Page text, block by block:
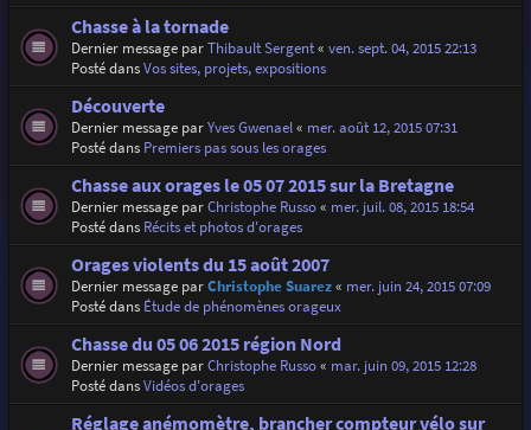
Chasse à la tornade
Dernier message parThibault Sergent« ven. sept. 04, 2015 22:13
Posté dansVos sites, projets, expositions
Découverte
Dernier message parYves Gwenael« mer. août 12, 2015 07:31
Posté dans Premiers pas sous les orages
Chasse aux orages le 05 07 2015 sur la Bretagne
Dernier message parChristophe Russo« mer. juil. 08, 2015 18:54
Posté dans Récits et photos d'orages
Orages violents du 15 août 2007
Dernier message parChristophe Suarez« mer. juin 24, 2015 07:09
Posté dans Étude de phénomènes orageux
Chasse du 05 06 2015 région Nord
Dernier message parChristophe Russo« mar. juin 09, 2015 12:28
Posté dansVidéos d'orages
Réglage anémomètre, brancher compteur vélo sur